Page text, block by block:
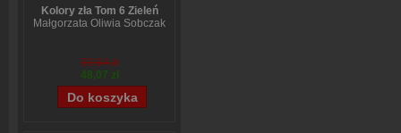
Kolory zła Tom 6 Zieleń
Małgorzata Oliwia Sobczak
59,84 zł
48,07 zł